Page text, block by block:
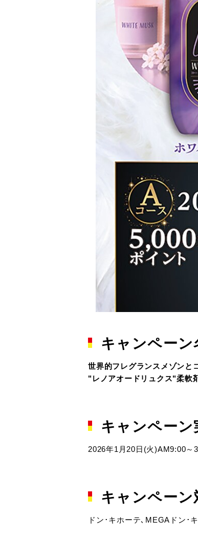
キャンペーン
世界的フレグランスメゾンと
"レノアオードリュクス"柔軟
キャンペーン
2026年1月20日(火)AM9:00～
キャンペーン
ドン･キホーテ､MEGAドン･